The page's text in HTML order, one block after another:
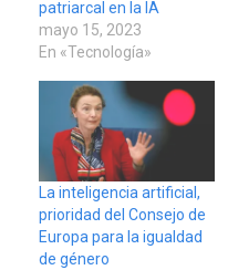
patriarcal en la IA
mayo 15, 2023
En «Tecnología»
La inteligencia artificial,
prioridad del Consejo de
Europa para la igualdad
de género